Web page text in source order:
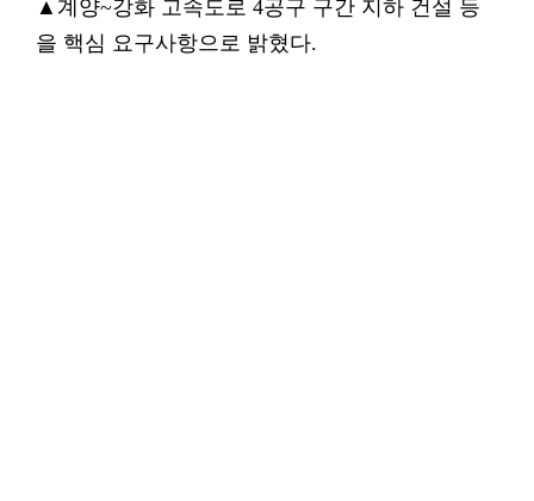
▲계양~강화 고속도로 4공구 구간 지하 건설 등
을 핵심 요구사항으로 밝혔다.